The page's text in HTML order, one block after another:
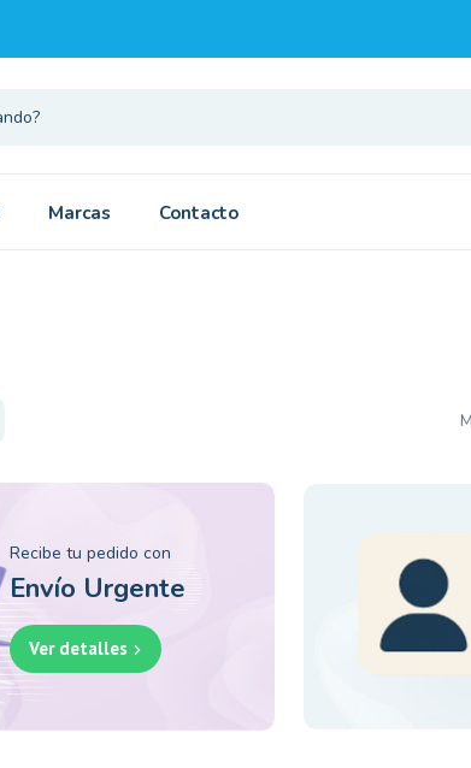
Marcas Contacto
Recibe tu pedido con
Envío Urgente
Ver detalles